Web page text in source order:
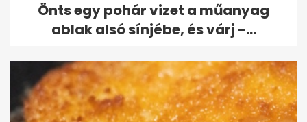
Önts egy pohár vizet a műanyag
ablak alsó sínjébe, és várj -...